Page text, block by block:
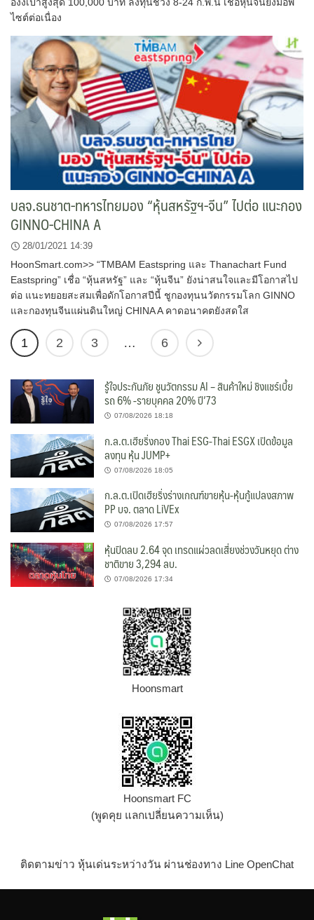
อั่งงเปาสูงสุด 100,000 บาท ลงทุนช่วง 8-24 ก.พ.นี้ เชื่อหุ้นจีนยังมีอัพ
ไซต์ต่อเนื่อง
บลจ.ธนชาต-ทหารไทยมอง “หุ้นสหรัฐฯ-จีน” ไปต่อ แนะกอง
GINNO-CHINA A
28/01/2021 14:39
HoonSmart.com>> “TMBAM Eastspring และ Thanachart Fund
Eastspring” เชื่อ “หุ้นสหรัฐ” และ “หุ้นจีน” ยังน่าสนใจและมีโอกาสไป
ต่อ แนะทยอยสะสมเพื่อดักโอกาสปีนี้ ชูกองทุนนวัตกรรมโลก GINNO
และกองทุนจีนแผ่นดินใหญ่ CHINA A คาดอนาคตยังสดใส
1 2 3 … 6
รู้ใจประกันภัย ชูนวัตกรรม AI – สินค้าใหม่ ชิงแชร์เบี้ย
รถ 6% -รายบุคคล 20% ปี’73
07/08/2026 18:18
ก.ล.ต.เฮียริ่งกอง Thai ESG-Thai ESGX เปิดข้อมูล
ลงทุน หุ้น JUMP+
07/08/2026 18:05
ก.ล.ต.เปิดเฮียริ่งร่างเกณฑ์ขายหุ้น-หุ้นกู้แปลงสภาพ
PP บจ. ตลาด LiVEx
07/08/2026 17:57
หุ้นปิดลบ 2.64 จุด เทรดแผ่วลดเสี่ยงช่วงวันหยุด ต่าง
ชาติขาย 3,294 ลบ.
07/08/2026 17:34
Hoonsmart
Hoonsmart FC
(พูดคุย แลกเปลี่ยนความเห็น)
ติดตามข่าว หุ้นเด่นระหว่างวัน ผ่านช่องทาง Line OpenChat